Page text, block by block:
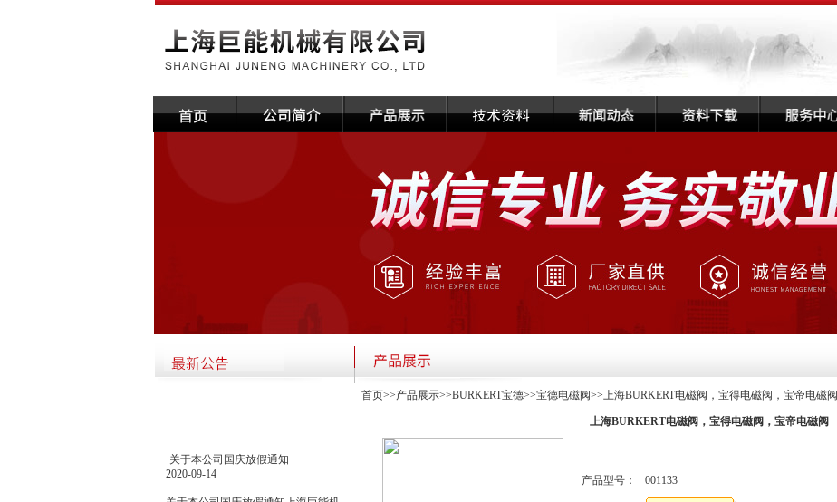
·关于本公司国庆放假通知
2020-09-14
关于本公司国庆放假通知上海巨能机
首页>>产品展示>>BURKERT宝德>>宝德电磁阀>>上海BURKERT电磁阀，宝得电磁阀，宝帝电磁阀
上海BURKERT电磁阀，宝得电磁阀，宝帝电磁阀
产品型号： 001133